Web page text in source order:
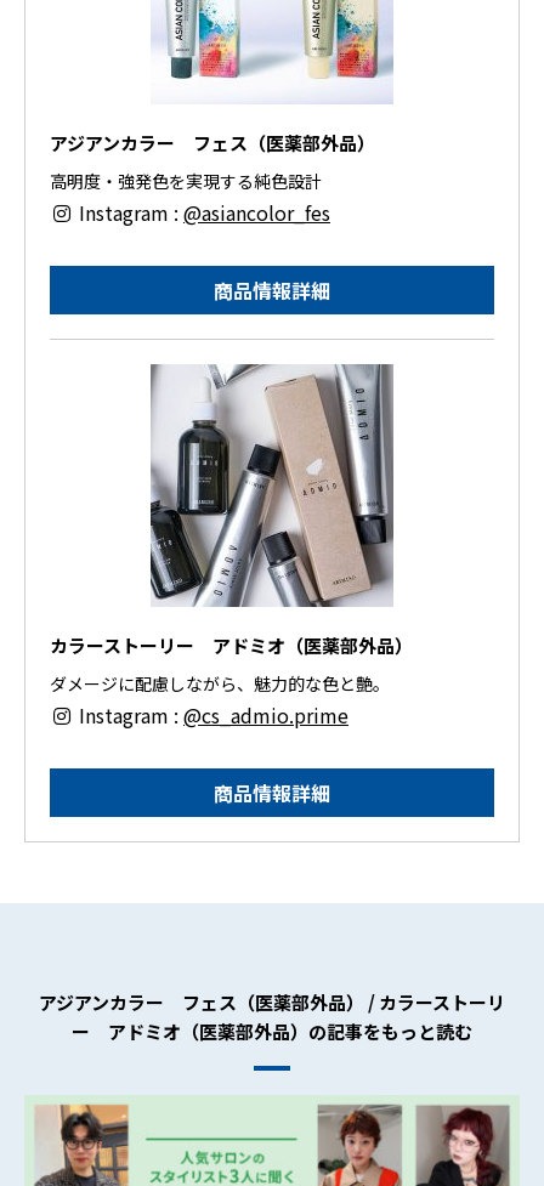
アジアンカラー フェス（医薬部外品）
高明度・強発色を実現する純色設計
Instagram : @asiancolor_fes
商品情報詳細
カラーストーリー アドミオ（医薬部外品）
ダメージに配慮しながら、魅力的な色と艶。
Instagram : @cs_admio.prime
商品情報詳細
アジアンカラー フェス（医薬部外品） / カラーストーリ
ー アドミオ（医薬部外品）の記事をもっと読む